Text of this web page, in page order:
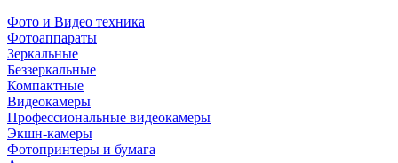
Фото и Видео техника
Фотоаппараты
Зеркальные
Беззеркальные
Компактные
Видеокамеры
Профессиональные видеокамеры
Экшн-камеры
Фотопринтеры и бумага